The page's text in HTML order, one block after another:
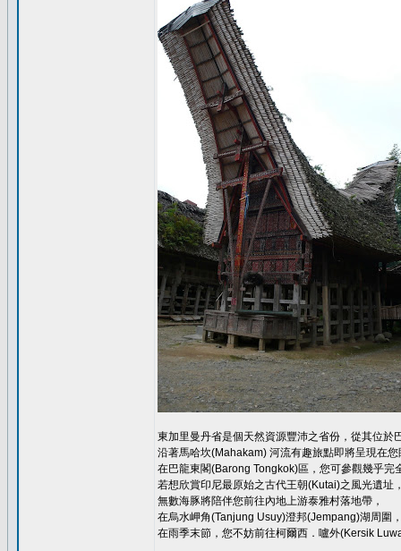
東加里曼丹省是個天然資源豐沛之省份，從其位
沿著馬哈坎(Mahakam) 河流有趣旅點即將呈現在您
在巴龍東閣(Barong Tongkok)區，您可參觀幾乎完
若想欣賞印尼最原始之古代王朝(Kutai)之風光遺址
無數海豚將陪伴您前往內地上游泰雅村落地帶，
在烏水岬角(Tanjung Usuy)澄邦(Jempang)湖周圍
在雨季末節，您不妨前往柯爾西．嚧外(Kersik